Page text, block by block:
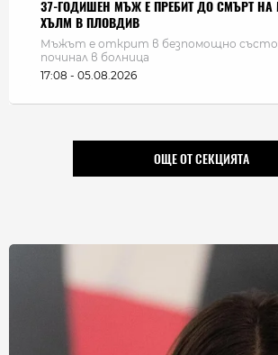
37-ГОДИШЕН МЪЖ Е ПРЕБИТ ДО СМЪРТ
ХЪЛМ В ПЛОВДИВ
Мъжът е открит в безпомощно
починал в болница
17:08 - 05.08.2026
ОЩЕ ОТ СЕКЦИЯТА